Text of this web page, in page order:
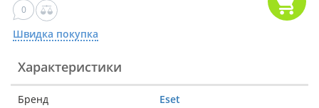
0
Швидка покупка
Характеристики
Бренд Eset